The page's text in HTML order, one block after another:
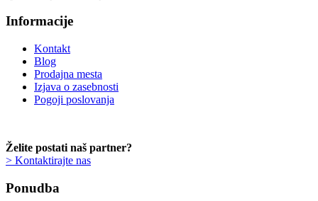
Informacije
Kontakt
Blog
Prodajna mesta
Izjava o zasebnosti
Pogoji poslovanja
Želite postati naš partner?
> Kontaktirajte nas
Ponudba